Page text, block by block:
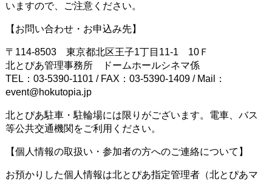
いますので、ご注意ください。
【お問い合わせ・お申込み先】
〒114-8503 東京都北区王子1丁目11-1 10Ｆ
北とぴあ管理事務所 ドームホールシネマ係
TEL：03-5390-1101 / FAX：03-5390-1409 / Mail：
event@hokutopia.jp
北とぴあ駐車・駐輪場には限りがございます。電車、バス
等公共交通機関をご利用ください。
【個人情報の取扱い・参加者の方へのご連絡について】
お預かりした個人情報は北とぴあ指定管理者（北とぴあマ